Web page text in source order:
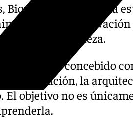
Bioparc Fuengirola ha
Forest: la
de la naturaleza.
ha sido concebido
la vegetación, la
El objetivo no es